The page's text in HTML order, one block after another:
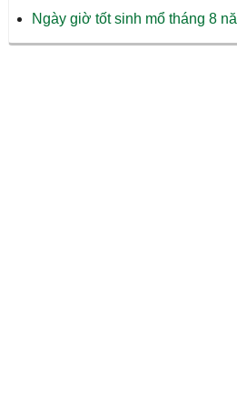
Ngày giờ tốt sinh mổ tháng 8